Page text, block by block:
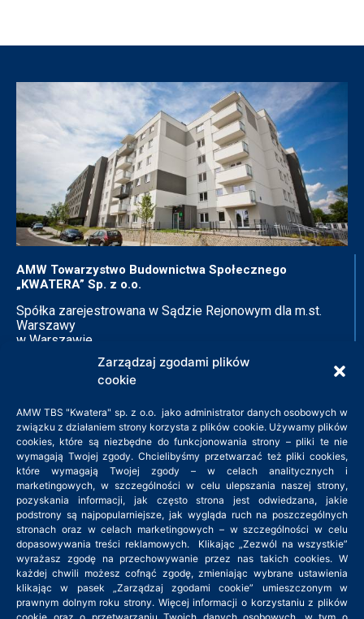
Zarządzaj zgodami plików
cookie
AMW TBS "Kwatera" sp. z o.o. jako administrator danych osobowych w
związku z działaniem strony korzysta z plików cookie. Używamy plików
cookies, które są niezbędne do funkcjonowania strony – pliki te nie
wymagają Twojej zgody. Chcielibyśmy przetwarzać też pliki cookies,
które wymagają Twojej zgody – w celach analitycznych i
marketingowych, w szczególności w celu ulepszania naszej strony,
pozyskania informacji, jak często strona jest odwiedzana, jakie
podstrony są najpopularniejsze, jak wygląda ruch na poszczególnych
stronach oraz w celach marketingowych – w szczególności w celu
dopasowywania treści reklamowych. Klikając „Zezwól na wszystkie”
wyrażasz zgodę na przechowywanie przez nas takich cookies. W
każdej chwili możesz cofnąć zgodę, zmieniając wybrane ustawienia
klikając w pasek „Zarządzaj zgodami cookie” umieszczonym w
prawnym dolnym roku strony. Więcej informacji o korzystaniu z plików
AMW Towarzystwo Budownictwa Społecznego
„KWATERA” Sp. z o.o.
Spółka zarejestrowana w Sądzie Rejonowym dla m.st.
Warszawy
w Warszawie
XIV Wydział Gospodarczy
Krajowego Rejestru Sądowego
NIP: 526-26-75-121
Adres siedziby:
ul. Zielone Zacisze 11B
03-294 Warszawa
tel. 22 379 45 45
kwatera@amwkwatera.pl
Godziny pracy: 8:00 – 16:00